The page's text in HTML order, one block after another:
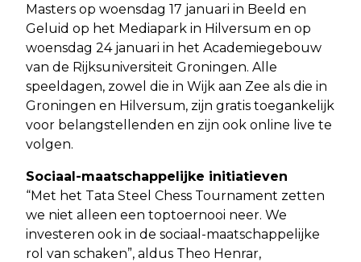
Masters op woensdag 17 januari in Beeld en
Geluid op het Mediapark in Hilversum en op
woensdag 24 januari in het Academiegebouw
van de Rijksuniversiteit Groningen. Alle
speeldagen, zowel die in Wijk aan Zee als die in
Groningen en Hilversum, zijn gratis toegankelijk
voor belangstellenden en zijn ook online live te
volgen.
Sociaal-maatschappelijke initiatieven
“Met het Tata Steel Chess Tournament zetten
we niet alleen een toptoernooi neer. We
investeren ook in de sociaal-maatschappelijke
rol van schaken”, aldus Theo Henrar,